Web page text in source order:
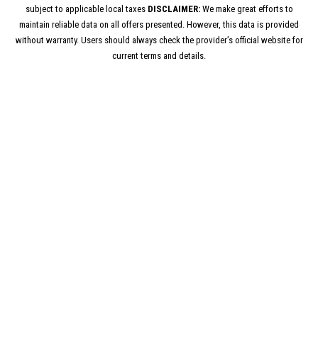
subject to applicable local taxes DISCLAIMER: We make great efforts to
maintain reliable data on all offers presented. However, this data is provided
without warranty. Users should always check the provider’s official website for
current terms and details.